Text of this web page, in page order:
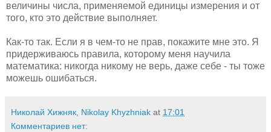
величины числа, применяемой единицы измерения и от
того, кто это действие выполняет.
Как-то так. Если я в чем-то не прав, покажите мне это. Я
придерживаюсь правила, которому меня научила
математика: никогда никому не верь, даже себе - ты тоже
можешь ошибаться.
Николай Хижняк, Nikolay Khyzhniak at 17:01
Комментариев нет: